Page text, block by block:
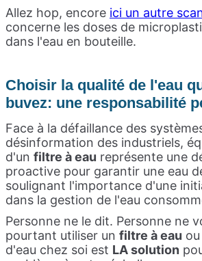
Allez hop, encore ici un autre
concerne les doses de
dans l'eau en bouteille.
Choisir la qualité de l'eau
buvez: une responsabilité
Face à la défaillance des
désinformation des industriels,
d'un filtre à eau représente une
proactive pour garantir une eau
soulignant l'importance d'une
dans la gestion de l'eau
Personne ne le dit. Personne ne
pourtant utiliser un filtre à eau
d'eau chez soi est LA solution